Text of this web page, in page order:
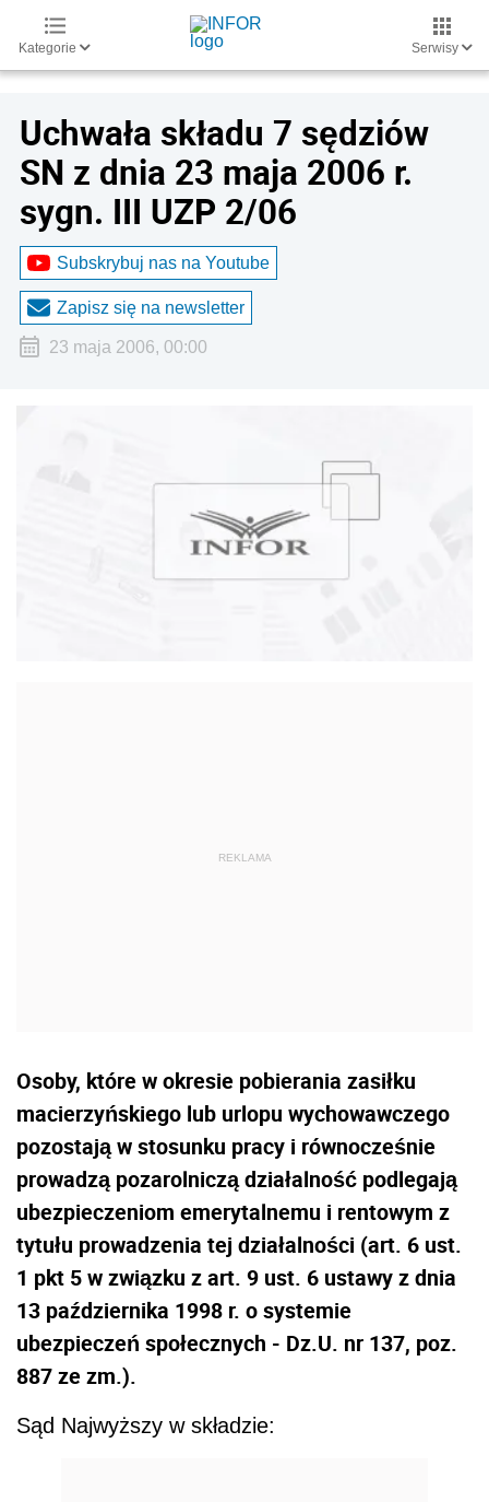
Kategorie Serwisy
Uchwała składu 7 sędziów
SN z dnia 23 maja 2006 r.
sygn. III UZP 2/06
Subskrybuj nas na Youtube
Zapisz się na newsletter
23 maja 2006, 00:00
Osoby, które w okresie pobierania zasiłku
macierzyńskiego lub urlopu wychowawczego
pozostają w stosunku pracy i równocześnie
prowadzą pozarolniczą działalność podlegają
ubezpieczeniom emerytalnemu i rentowym z
tytułu prowadzenia tej działalności (art. 6 ust.
1 pkt 5 w związku z art. 9 ust. 6 ustawy z dnia
13 października 1998 r. o systemie
ubezpieczeń społecznych - Dz.U. nr 137, poz.
887 ze zm.).
Sąd Najwyższy w składzie: